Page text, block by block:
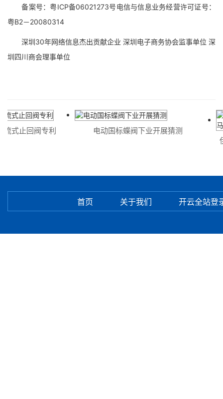
备案号：粤ICP备06021273号电信与信息业务经营许可证号：
粤B2－20080314
深圳30年网络信息杰出贡献企业 深圳电子商务协会监事单位 深
圳四川商会理事单位
式止回阀专利
电动国标蝶阀下业开展猜测
首页 关于我们 开云全站登